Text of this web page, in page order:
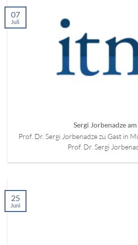
Sergi Jorbenadze
Prof. Dr. Sergi Jorbenadze zu Gast in
Prof. Dr. Sergi
07
Juli
25
Juni